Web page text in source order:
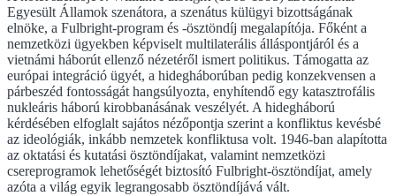
Egyesült Államok szenátora, a szenátus külügyi bizottságának
elnöke, a Fulbright-program és -ösztöndíj megalapítója. Főként a
nemzetközi ügyekben képviselt multilaterális álláspontjáról és a
vietnámi háborút ellenző nézetéről ismert politikus. Támogatta az
európai integráció ügyét, a hidegháborúban pedig konzekvensen a
párbeszéd fontosságát hangsúlyozta, enyhítendő egy katasztrofális
nukleáris háború kirobbanásának veszélyét. A hidegháború
kérdésében elfoglalt sajátos nézőpontja szerint a konfliktus kevésbé
az ideológiák, inkább nemzetek konfliktusa volt. 1946-ban alapította
az oktatási és kutatási ösztöndíjakat, valamint nemzetközi
csereprogramok lehetőségét biztosító Fulbright-ösztöndíjat, amely
azóta a világ egyik legrangosabb ösztöndíjává vált.